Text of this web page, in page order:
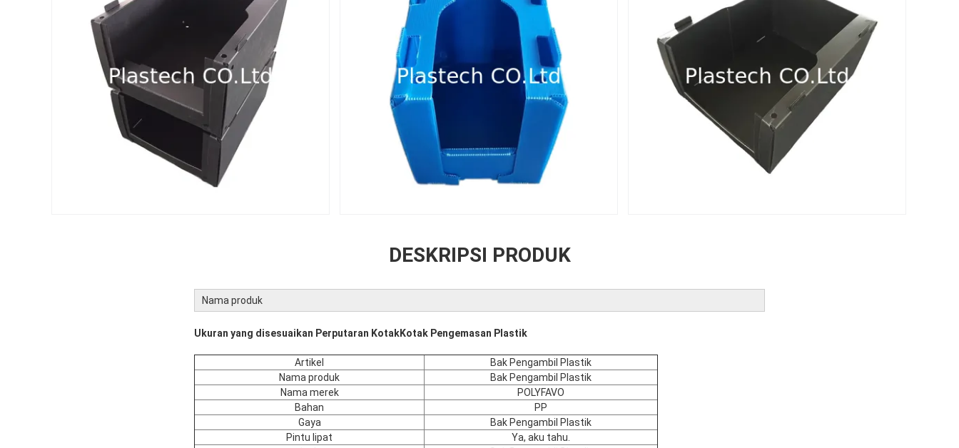
DESKRIPSI PRODUK
Nama produk
Ukuran yang disesuaikan Perputaran KotakKotak Pengemasan Plastik
Artikel
Bak Pengambil Plastik
Nama produk
Bak Pengambil Plastik
Nama merek
POLYFAVO
Bahan
PP
Gaya
Bak Pengambil Plastik
Pintu lipat
Ya, aku tahu.